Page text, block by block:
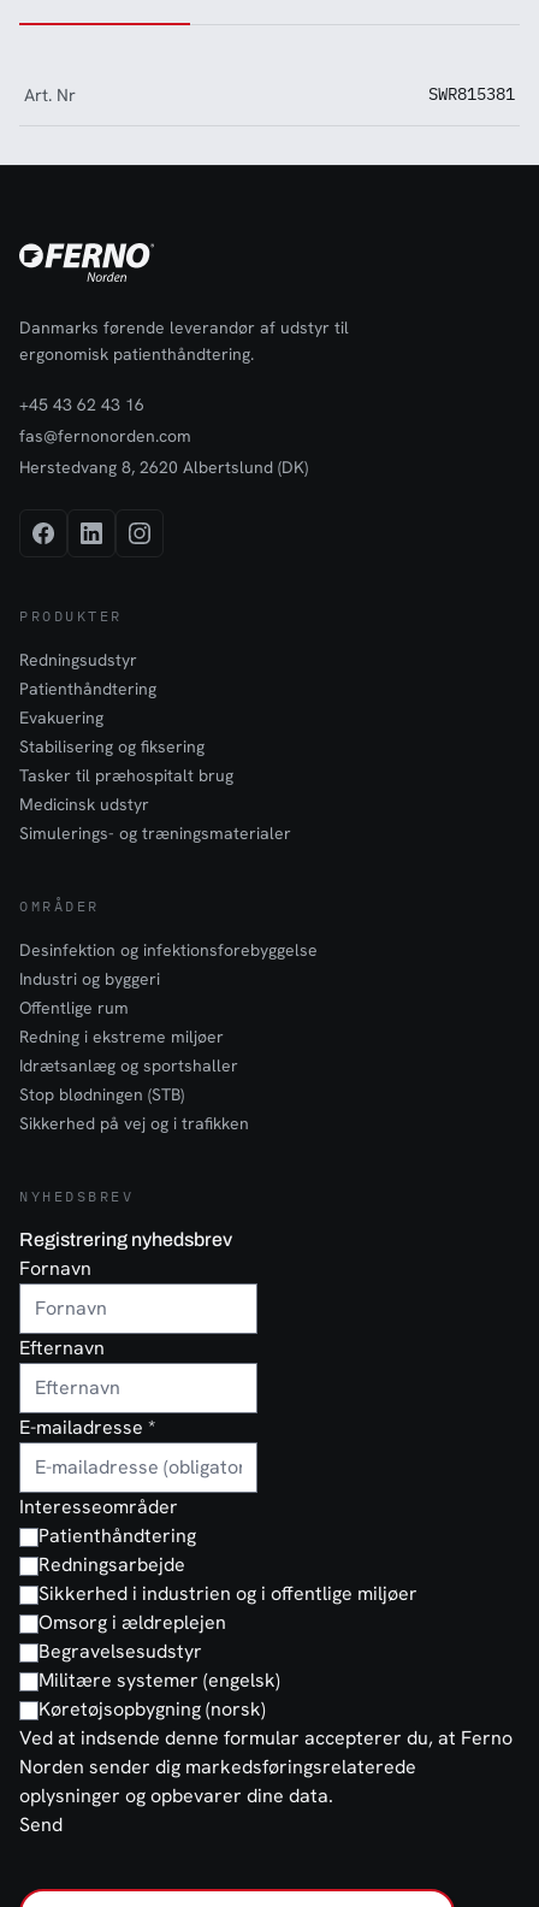
Art. Nr SWR815381
Danmarks førende leverandør af udstyr til
ergonomisk patienthåndtering.
+45 43 62 43 16
fas@fernonorden.com
Herstedvang 8, 2620 Albertslund (DK)
PRODUKTER
Redningsudstyr
Patienthåndtering
Evakuering
Stabilisering og fiksering
Tasker til præhospitalt brug
Medicinsk udstyr
Simulerings- og træningsmaterialer
OMRÅDER
Desinfektion og infektionsforebyggelse
Industri og byggeri
Offentlige rum
Redning i ekstreme miljøer
Idrætsanlæg og sportshaller
Stop blødningen (STB)
Sikkerhed på vej og i trafikken
NYHEDSBREV
Registrering nyhedsbrev
Fornavn
Efternavn
E-mailadresse *
Interesseområder
Patienthåndtering
Redningsarbejde
Sikkerhed i industrien og i offentlige miljøer
Omsorg i ældreplejen
Begravelsesudstyr
Militære systemer (engelsk)
Køretøjsopbygning (norsk)
Ved at indsende denne formular accepterer du, at Ferno
Norden sender dig markedsføringsrelaterede
oplysninger og opbevarer dine data.
Send